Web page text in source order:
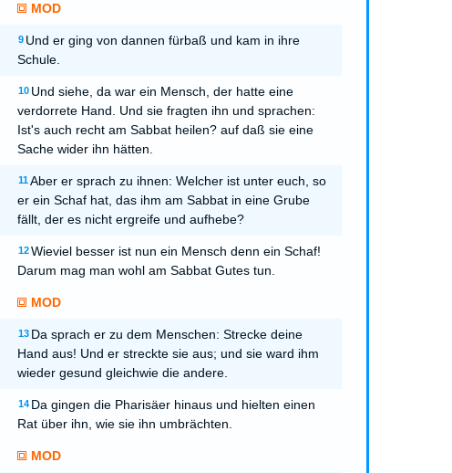
MOD
9 Und er ging von dannen fürbaß und kam in ihre
Schule.
10 Und siehe, da war ein Mensch, der hatte eine
verdorrete Hand. Und sie fragten ihn und sprachen:
Ist's auch recht am Sabbat heilen? auf daß sie eine
Sache wider ihn hätten.
11 Aber er sprach zu ihnen: Welcher ist unter euch, so
er ein Schaf hat, das ihm am Sabbat in eine Grube
fällt, der es nicht ergreife und aufhebe?
12 Wieviel besser ist nun ein Mensch denn ein Schaf!
Darum mag man wohl am Sabbat Gutes tun.
MOD
13 Da sprach er zu dem Menschen: Strecke deine
Hand aus! Und er streckte sie aus; und sie ward ihm
wieder gesund gleichwie die andere.
14 Da gingen die Pharisäer hinaus und hielten einen
Rat über ihn, wie sie ihn umbrächten.
MOD